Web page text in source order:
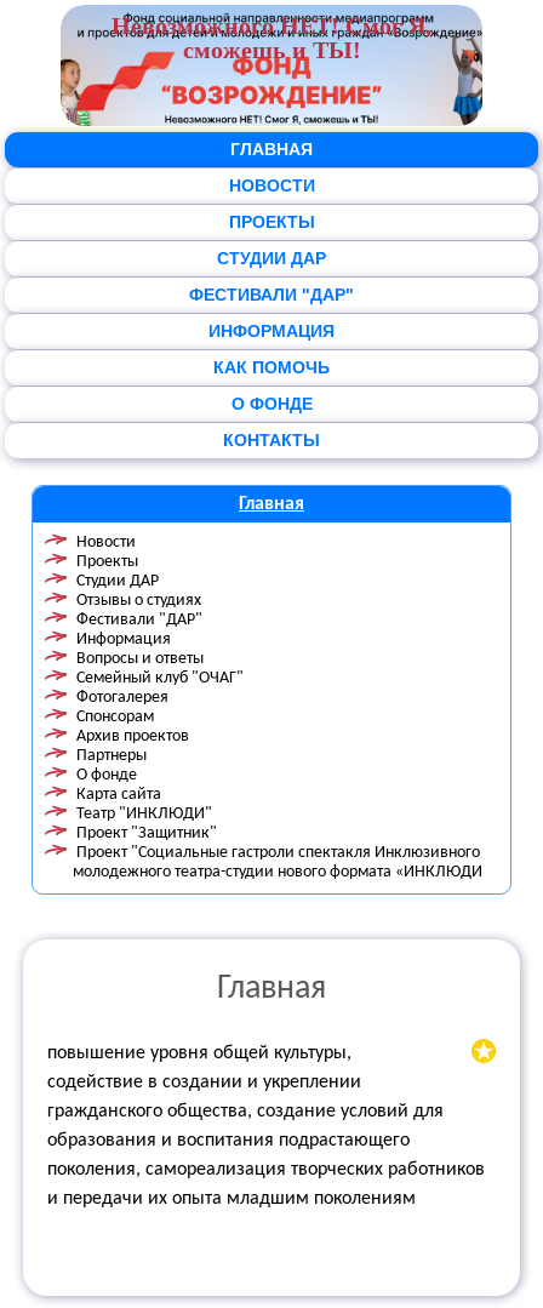
Невозможного НЕТ! Смог Я,
сможешь и ТЫ!
ГЛАВНАЯ
НОВОСТИ
ПРОЕКТЫ
СТУДИИ ДАР
ФЕСТИВАЛИ "ДАР"
ИНФОРМАЦИЯ
КАК ПОМОЧЬ
О ФОНДЕ
КОНТАКТЫ
Главная
Новости
Проекты
Студии ДАР
Отзывы о студиях
Фестивали "ДАР"
Информация
Вопросы и ответы
Семейный клуб "ОЧАГ"
Фотогалерея
Спонсорам
Архив проектов
Партнеры
О фонде
Карта сайта
Театр "ИНКЛЮДИ"
Проект "Защитник"
Проект "Социальные гастроли спектакля Инклюзивного
молодежного театра-студии нового формата «ИНКЛЮДИ
Главная
повышение уровня общей культуры,
содействие в создании и укреплении
гражданского общества, создание условий для
образования и воспитания подрастающего
поколения, самореализация творческих работников
и передачи их опыта младшим поколениям